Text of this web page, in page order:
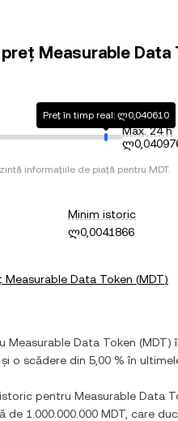
Measurable Data
Preț în timp real: ლ0,040610
Max. 24 h
informațiile de piață pentru MDT.
Minim istoric
ლ0,0041866
Measurable Data Token (MDT)
Measurable Data Token (MDT)
o scădere din 5,00 % în
pentru Measurable Data
de 1.000.000.000 MDT , care